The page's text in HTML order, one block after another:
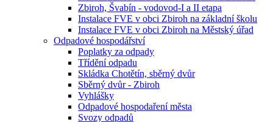
Zbiroh, Švabín - vodovod-I a II etapa
Instalace FVE v obci Zbiroh na základní školu
Instalace FVE v obci Zbiroh na Městský úřad
Odpadové hospodářství
Poplatky za odpady
Třídění odpadu
Skládka Chotětín, sběrný dvůr
Sběrný dvůr - Zbiroh
Vyhlášky
Odpadové hospodaření města
Svozy odpadů